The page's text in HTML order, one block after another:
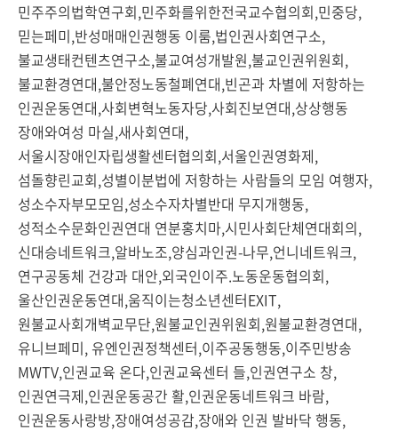
민주주의법학연구회,민주화를위한전국교수협의회,민중당,
믿는페미,반성매매인권행동 이룸,법인권사회연구소,
불교생태컨텐츠연구소,불교여성개발원,불교인권위원회,
불교환경연대,불안정노동철폐연대,빈곤과 차별에 저항하는
인권운동연대,사회변혁노동자당,사회진보연대,상상행동
장애와여성 마실,새사회연대,
서울시장애인자립생활센터협의회,서울인권영화제,
섬돌향린교회,성별이분법에 저항하는 사람들의 모임 여행자,
성소수자부모모임,성소수자차별반대 무지개행동,
성적소수문화인권연대 연분홍치마,시민사회단체연대회의,
신대승네트워크,알바노조,양심과인권-나무,언니네트워크,
연구공동체 건강과 대안,외국인이주.노동운동협의회,
울산인권운동연대,움직이는청소년센터EXIT,
원불교사회개벽교무단,원불교인권위원회,원불교환경연대,
유니브페미, 유엔인권정책센터,이주공동행동,이주민방송
MWTV,인권교육 온다,인권교육센터 들,인권연구소 창,
인권연극제,인권운동공간 활,인권운동네트워크 바람,
인권운동사랑방,장애여성공감,장애와 인권 발바닥 행동,